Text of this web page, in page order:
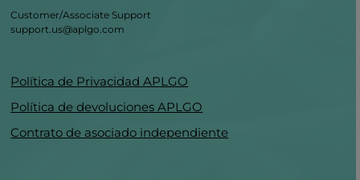
Customer/Associate Support
support.us@aplgo.com
Política de Privacidad APLGO
Política de devoluciones APLGO
Contrato de asociado independiente